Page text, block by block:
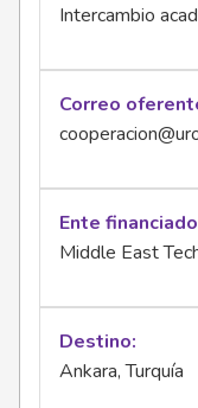
Intercambio
Correo
Ente
Middle East
Destino
Ankara, Turquía